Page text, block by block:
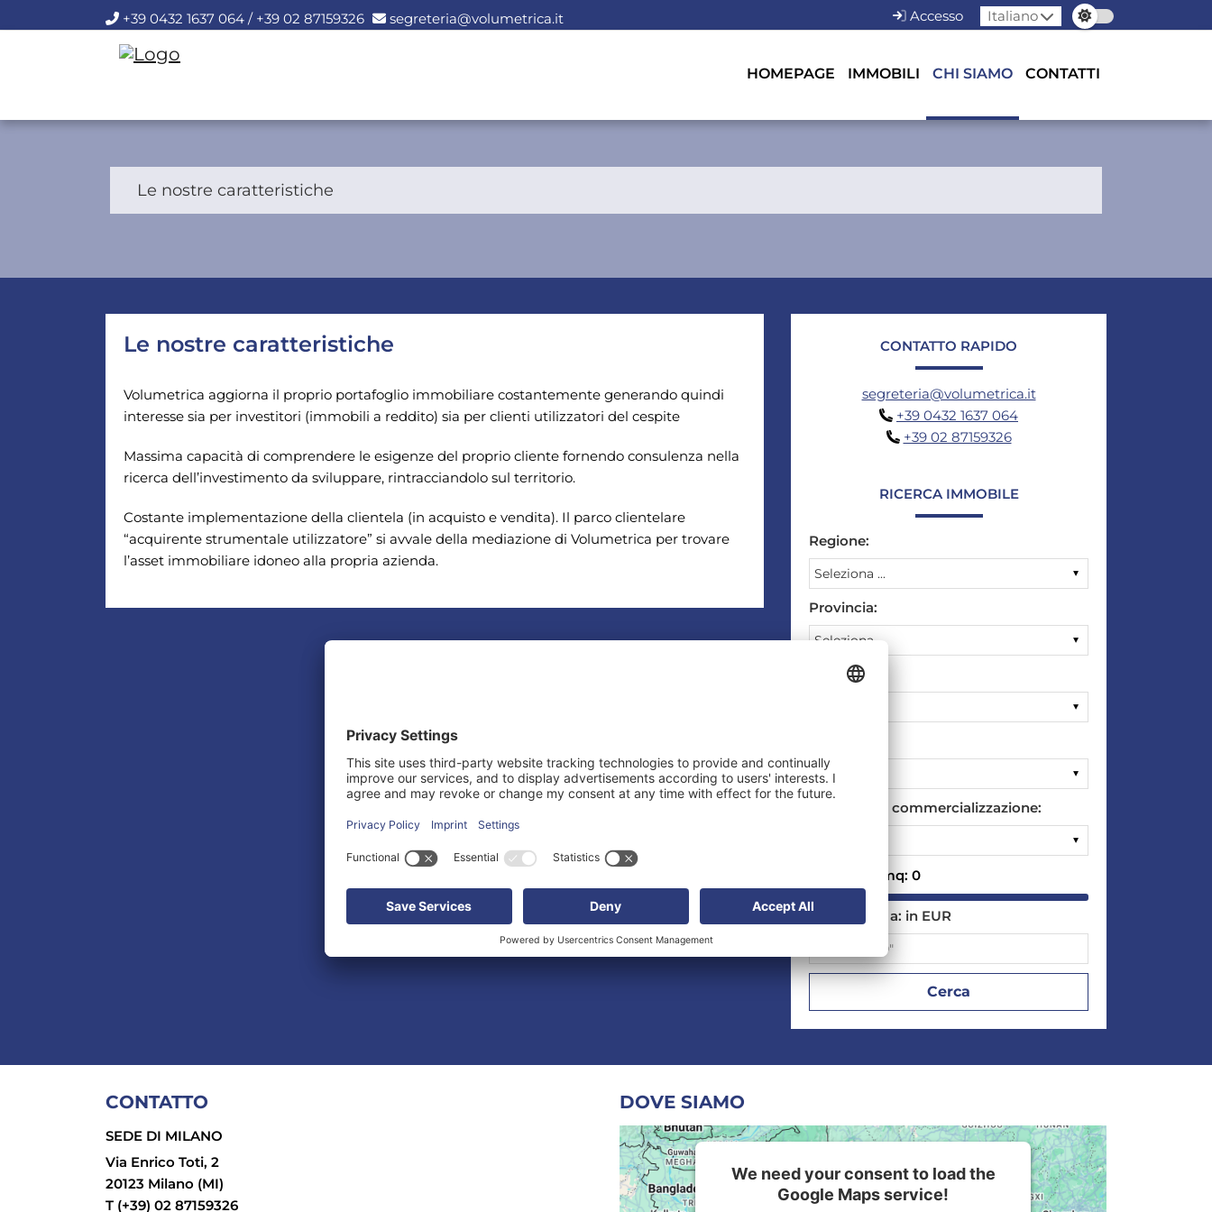
+39 0432 1637 064 / +39 02 87159326 segreteria@volumetrica.it Accesso Italiano
HOMEPAGE IMMOBILI CHI SIAMO CONTATTI
Le nostre caratteristiche
Le nostre caratteristiche
Volumetrica aggiorna il proprio portafoglio immobiliare costantemente generando quindi
interesse sia per investitori (immobili a reddito) sia per clienti utilizzatori del cespite
Massima capacità di comprendere le esigenze del proprio cliente fornendo consulenza nella
ricerca dell’investimento da sviluppare, rintracciandolo sul territorio.
Costante implementazione della clientela (in acquisto e vendita). Il parco clientelare
“acquirente strumentale utilizzatore” si avvale della mediazione di Volumetrica per trovare
l’asset immobiliare idoneo alla propria azienda.
CONTATTO RAPIDO
segreteria@volumetrica.it
+39 0432 1637 064
+39 02 87159326
RICERCA IMMOBILE
Regione:
Provincia:
Tipologia di commercializzazione:
Superficie mq: 0
Prezzo fino a: in EUR
CONTATTO
SEDE DI MILANO
Via Enrico Toti, 2
20123 Milano (MI)
T (+39) 02 87159326
DOVE SIAMO
We need your consent to load the
Google Maps service!